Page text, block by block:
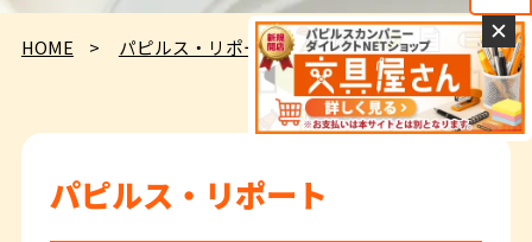
HOME パピルス・リポート 定点観測
パピルス・リポート
✕